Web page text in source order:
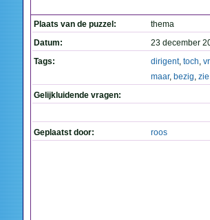
Plaats van de puzzel:
thema
Datum:
23 december
Tags:
dirigent, toch,
maar, bezig, zie
Gelijkluidende vragen:
Geplaatst door: roos